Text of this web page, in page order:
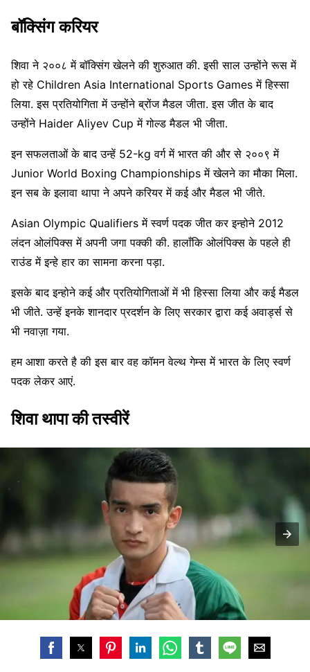
बॉक्सिंग करियर
शिवा ने २००८ में बॉक्सिंग खेलने की शुरुआत की. इसी साल उन्होंने रूस में
हो रहे Children Asia International Sports Games में हिस्सा
लिया. इस प्रतियोगिता में उन्होंने ब्रोंज मैडल जीता. इस जीत के बाद
उन्होंने Haider Aliyev Cup में गोल्ड मैडल भी जीता.
इन सफलताओं के बाद उन्हें 52-kg वर्ग में भारत की और से २००९ में
Junior World Boxing Championships में खेलने का मौका मिला.
इन सब के इलावा थापा ने अपने करियर में कई और मैडल भी जीते.
Asian Olympic Qualifiers में स्वर्ण पदक जीत कर इन्होने 2012
लंदन ओलंपिक्स में अपनी जगा पक्की की. हालाँकि ओलंपिक्स के पहले ही
राउंड में इन्हे हार का सामना करना पड़ा.
इसके बाद इन्होने कई और प्रतियोगिताओं में भी हिस्सा लिया और कई मैडल
भी जीते. उन्हें इनके शानदार प्रदर्शन के लिए सरकार द्वारा कई अवार्ड्स से
भी नवाज़ा गया.
हम आशा करते है की इस बार वह कॉमन वेल्थ गेम्स में भारत के लिए स्वर्ण
पदक लेकर आएं.
शिवा थापा की तस्वीरें